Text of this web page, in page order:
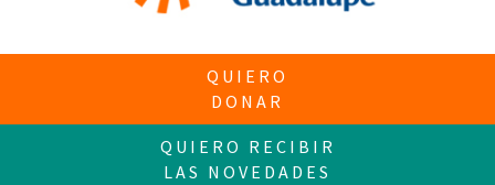
QUIERO
DONAR
QUIERO RECIBIR
LAS NOVEDADES